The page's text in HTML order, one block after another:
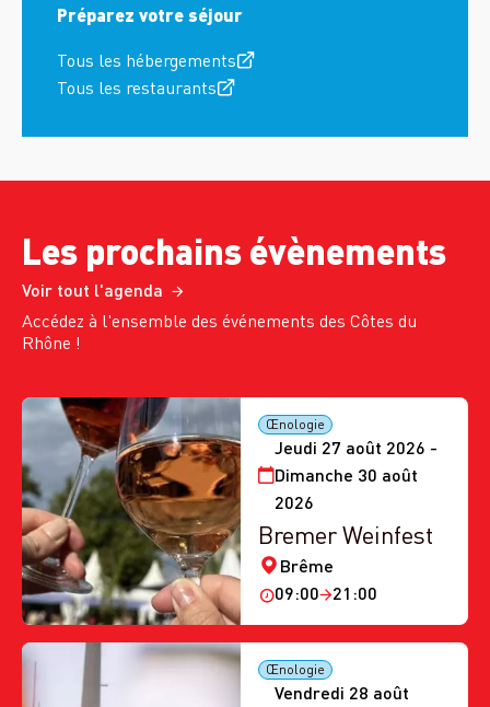
Préparez votre séjour
Tous les hébergements
Tous les restaurants
Les prochains évènements
Voir tout l'agenda
Accédez à l'ensemble des événements des Côtes du
Rhône !
Jeudi 27 août 2026 -
Dimanche 30 août
2026
Œnologie
Bremer Weinfest
Brême
09:00
21:00
Vendredi 28 août
Œnologie